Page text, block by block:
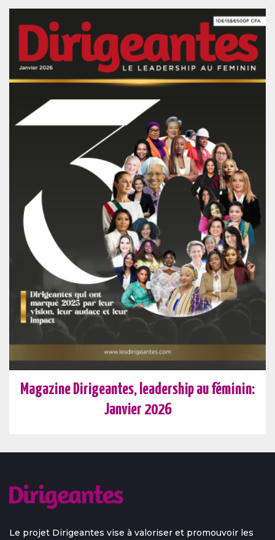
Magazine Dirigeantes, leadership au féminin:
Janvier 2026
Le projet Dirigeantes vise à valoriser et promouvoir les